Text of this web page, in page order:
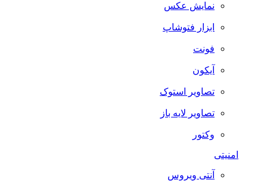
نمایش عکس
ابزار فتوشاپ
فونت
آیکون
تصاویر استوک
تصاویر لایه باز
وکتور
امنیتی
آنتی ویروس